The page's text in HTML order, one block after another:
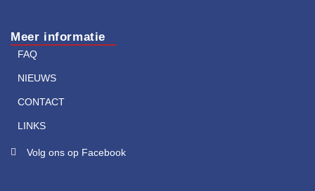
Meer informatie
FAQ
NIEUWS
CONTACT
LINKS
Volg ons op Facebook